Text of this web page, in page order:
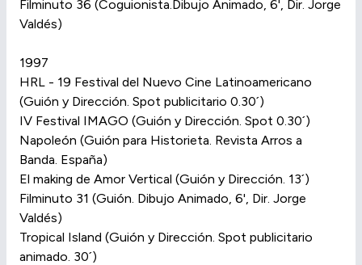
Filminuto 36 (Coguionista.Dibujo Animado, 6', Dir. Jorge
Valdés)
1997
HRL - 19 Festival del Nuevo Cine Latinoamericano
(Guión y Dirección. Spot publicitario 0.30´)
IV Festival IMAGO (Guión y Dirección. Spot 0.30´)
Napoleón (Guión para Historieta. Revista Arros a
Banda. España)
El making de Amor Vertical (Guión y Dirección. 13´)
Filminuto 31 (Guión. Dibujo Animado, 6', Dir. Jorge
Valdés)
Tropical Island (Guión y Dirección. Spot publicitario
animado. 30´)